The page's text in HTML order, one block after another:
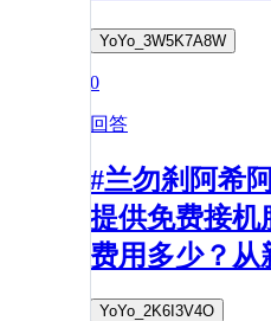
YoYo_3W5K7A8W
0
回答
#兰勿刹阿希
提供免费接机
费用多少？从
YoYo_2K6I3V4O